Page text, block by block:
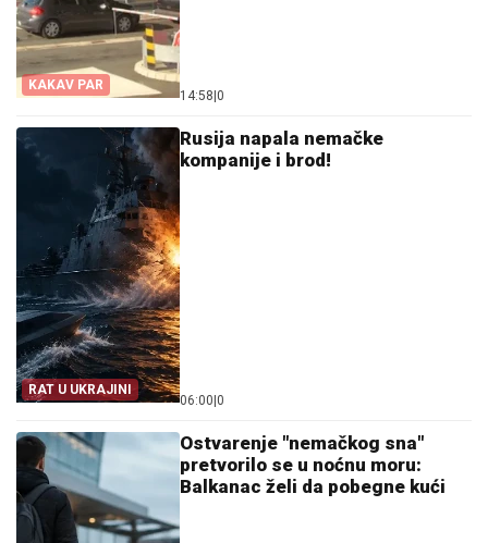
KAKAV PAR
14:58 0
RAT U UKRAJINI
Rusija napala nemačke
kompanije i brod!
06:00 0
Ostvarenje "nemačkog sna"
pretvorilo se u noćnu moru:
Balkanac želi da pobegne kući